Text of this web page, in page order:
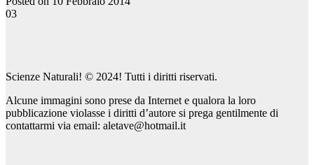
03
Scienze Naturali! © 2024! Tutti i diritti riservati.
Alcune immagini sono prese da Internet e qualora la loro
pubblicazione violasse i diritti d’autore si prega gentilmente di
contattarmi via email: aletave@hotmail.it